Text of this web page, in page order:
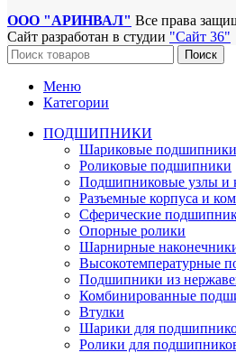
ООО "АРИНВАЛ" Все права
Сайт разработан в студии "Сайт 36"
Поиск
Меню
Категории
ПОДШИПНИКИ
Шариковые подшипники
Роликовые подшипники
Подшипниковые узлы и
Разъемные корпуса и
Сферические
Опорные ролики
Шарнирные
Высокотемпературные
Подшипники из
Комбинированные
Втулки
Шарики для
Ролики для